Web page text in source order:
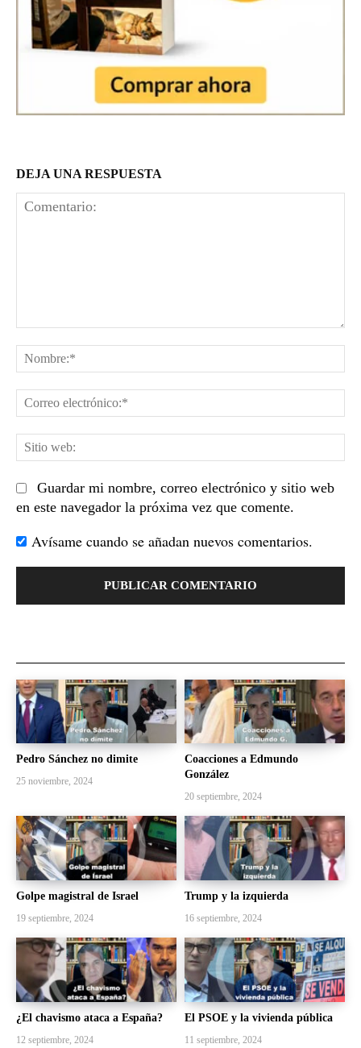
DEJA UNA RESPUESTA
Guardar mi nombre, correo electrónico y sitio web
en este navegador la próxima vez que comente.
Avísame cuando se añadan nuevos comentarios.
Pedro Sánchez no dimite
25 noviembre, 2024
Coacciones a Edmundo
González
20 septiembre, 2024
Golpe magistral de Israel
19 septiembre, 2024
Trump y la izquierda
16 septiembre, 2024
¿El chavismo ataca a España?
12 septiembre, 2024
El PSOE y la vivienda pública
11 septiembre, 2024